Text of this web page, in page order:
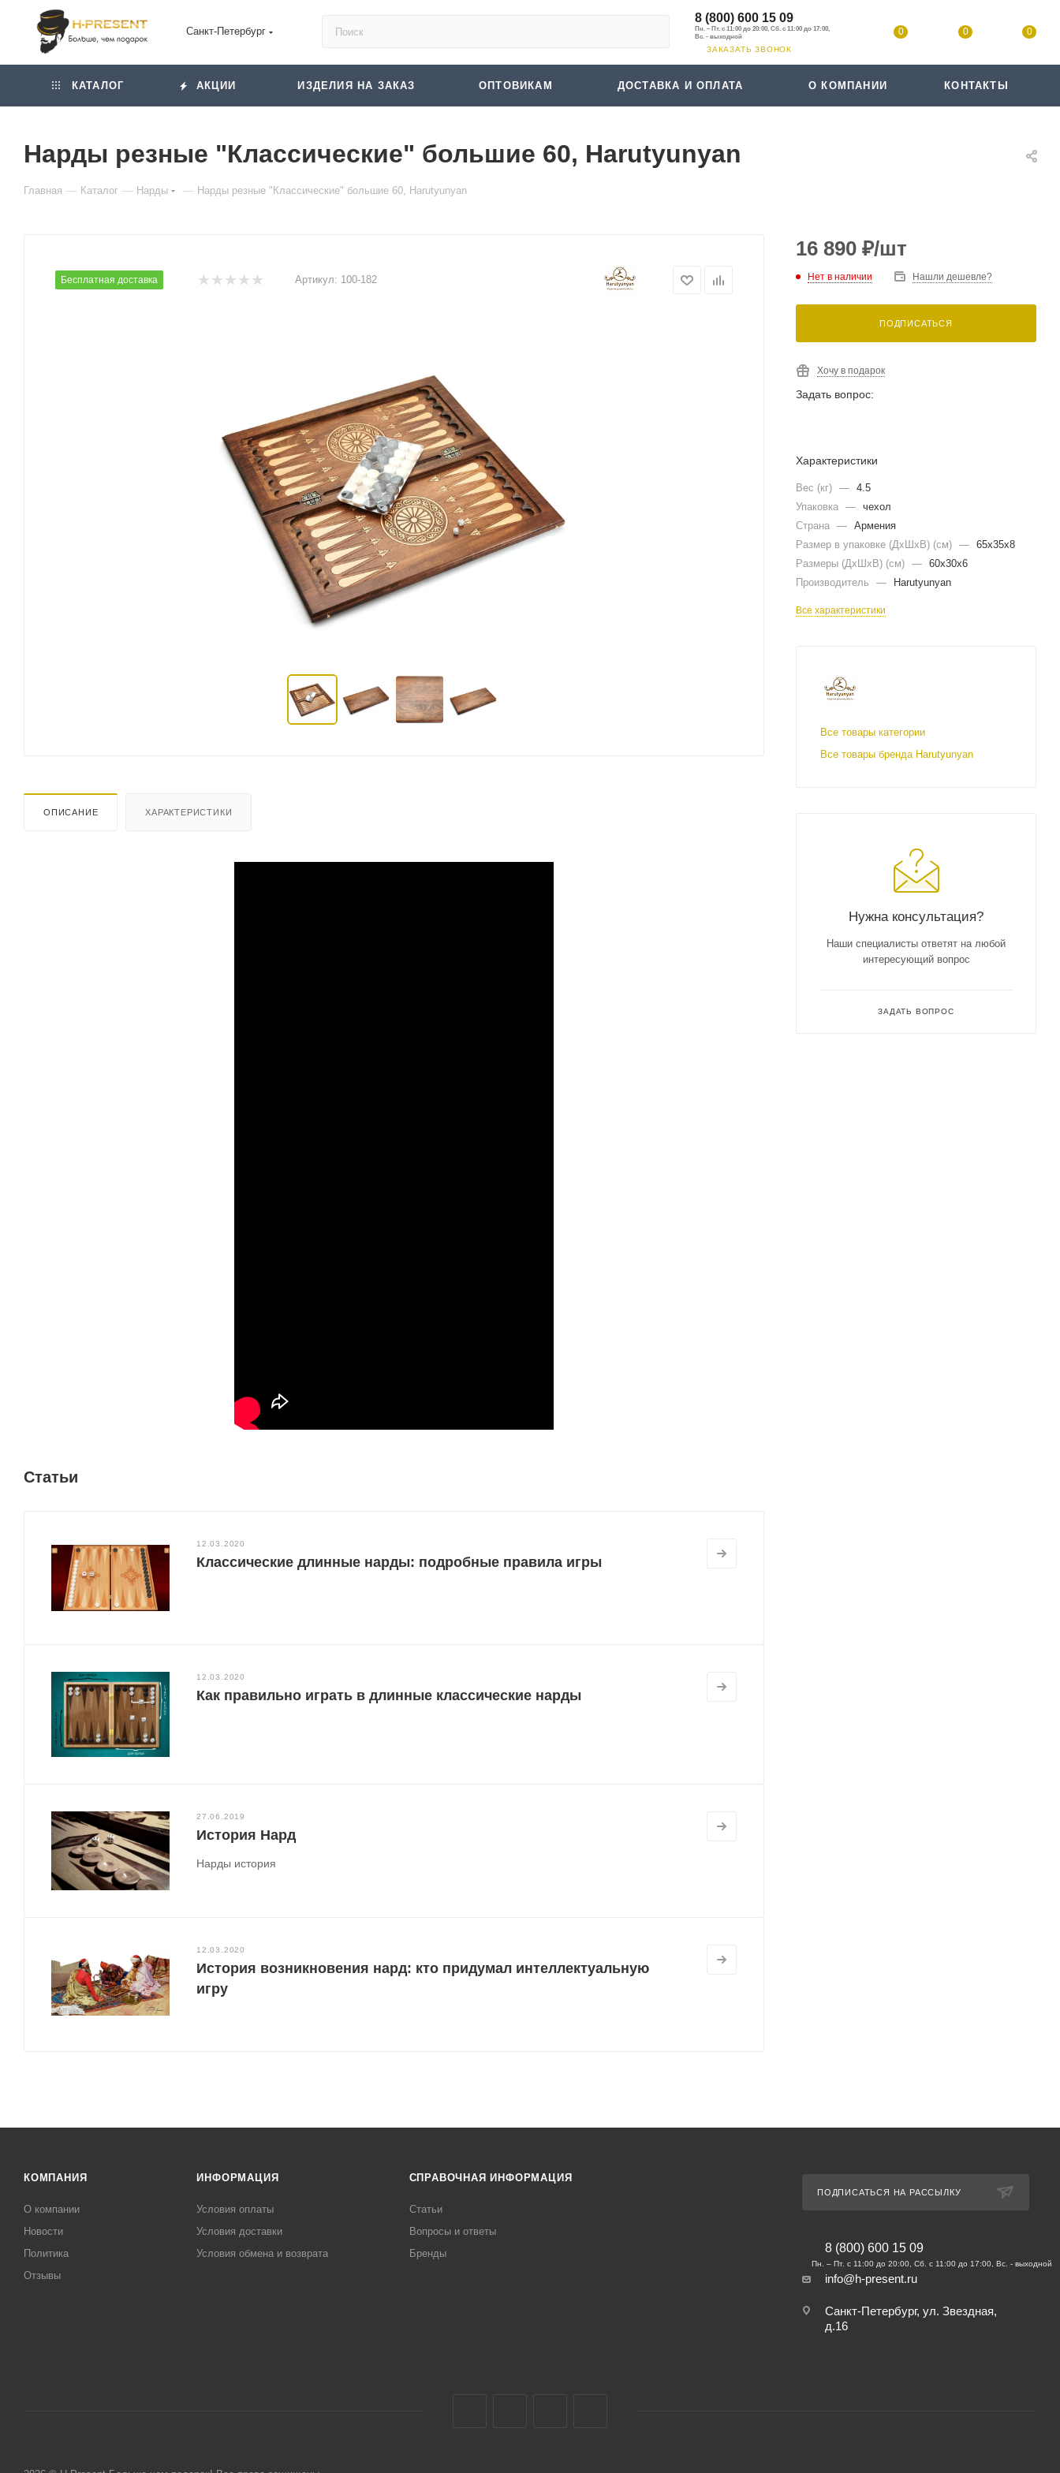
Санкт-Петербург
8 (800) 600 15 09
ЗАКАЗАТЬ ЗВОНОК
0 0 0
КАТАЛОГ АКЦИИ ИЗДЕЛИЯ НА ЗАКАЗ ОПТОВИКАМ ДОСТАВКА И ОПЛАТА О КОМПАНИИ КОНТАКТЫ
Нарды резные "Классические" большие 60, Harutyunyan
Главная — Каталог — Нарды — Нарды резные "Классические" большие 60, Harutyunyan
Бесплатная доставка Артикул: 100-182
ОПИСАНИЕ ХАРАКТЕРИСТИКИ
Статьи
12.03.2020
Классические длинные нарды: подробные правила игры
12.03.2020
Как правильно играть в длинные классические нарды
27.06.2019
История Нард
Нарды история
12.03.2020
История возникновения нард: кто придумал интеллектуальную
игру
16 890 ₽/шт
Нет в наличии Нашли дешевле?
ПОДПИСАТЬСЯ
Хочу в подарок
Задать вопрос:
Характеристики
Вес (кг) — 4.5
Упаковка — чехол
Страна — Армения
Размер в упаковке (ДхШxВ) (см) — 65х35х8
Размеры (ДxШxВ) (см) — 60х30х6
Производитель
— Harutyunyan
Все характеристики
Все товары категории
Все товары бренда Harutyunyan
Нужна консультация?
Наши специалисты ответят на любой
интересующий вопрос
ЗАДАТЬ ВОПРОС
КОМПАНИЯ
О компании
Новости
Политика
Отзывы
ИНФОРМАЦИЯ
Условия оплаты
Условия доставки
Условия обмена и возврата
СПРАВОЧНАЯ ИНФОРМАЦИЯ
Статьи
Вопросы и ответы
Бренды
ПОДПИСАТЬСЯ НА РАССЫЛКУ
8 (800) 600 15 09
info@h-present.ru
Санкт-Петербург, ул. Звездная,
д.16